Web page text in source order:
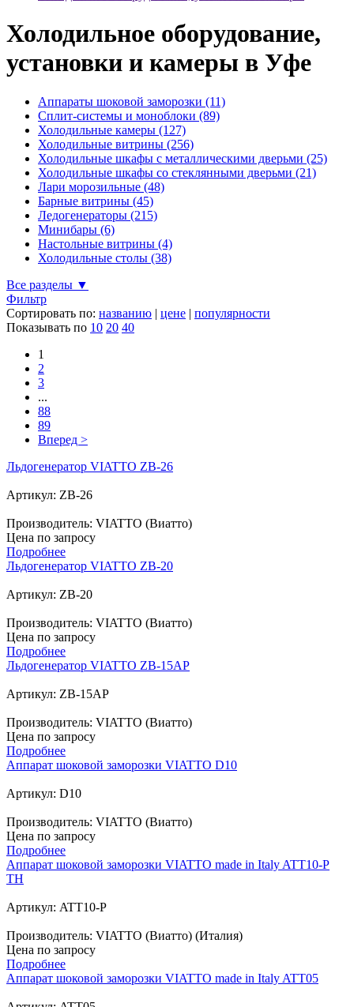
Холодильное оборудование,
установки и камеры в Уфе
Аппараты шоковой заморозки (11)
Сплит-системы и моноблоки (89)
Холодильные камеры (127)
Холодильные витрины (256)
Холодильные шкафы с металлическими дверьми (25)
Холодильные шкафы со стеклянными дверьми (21)
Лари морозильные (48)
Барные витрины (45)
Ледогенераторы (215)
Минибары (6)
Настольные витрины (4)
Холодильные столы (38)
Все разделы ▼
Фильтр
Сортировать по: названию | цене | популярности
Показывать по 10 20 40
1
2
3
...
88
89
Вперед >
Льдогенератор VIATTO ZB-26
Артикул: ZB-26
Производитель: VIATTO (Виатто)
Цена по запросу
Подробнее
Льдогенератор VIATTO ZB-20
Артикул: ZB-20
Производитель: VIATTO (Виатто)
Цена по запросу
Подробнее
Льдогенератор VIATTO ZB-15AP
Артикул: ZB-15AP
Производитель: VIATTO (Виатто)
Цена по запросу
Подробнее
Аппарат шоковой заморозки VIATTO D10
Артикул: D10
Производитель: VIATTO (Виатто)
Цена по запросу
Подробнее
Аппарат шоковой заморозки VIATTO made in Italy ATT10-P
TH
Артикул: ATT10-P
Производитель: VIATTO (Виатто) (Италия)
Цена по запросу
Подробнее
Аппарат шоковой заморозки VIATTO made in Italy ATT05